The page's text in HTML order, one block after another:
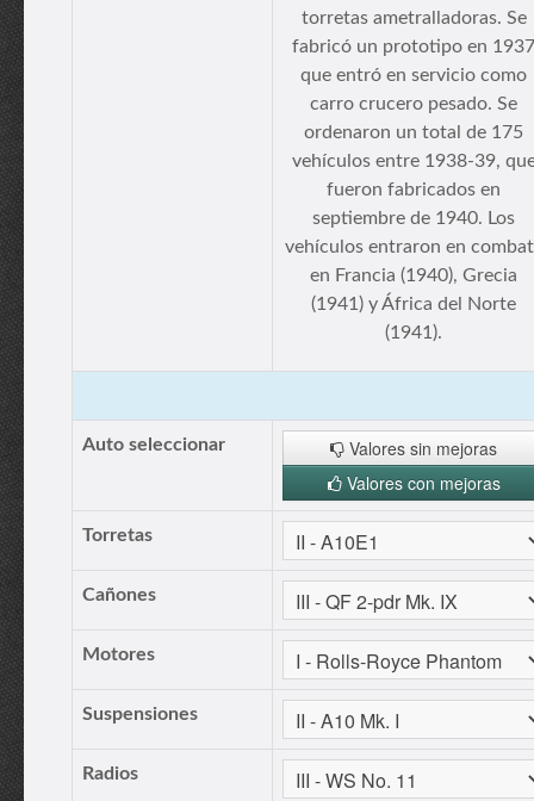
torretas ametralladoras. Se
fabricó un prototipo en 1937
que entró en servicio como
carro crucero pesado. Se
ordenaron un total de 175
vehículos entre 1938-39,
fueron fabricados en
septiembre de 1940. Los
vehículos entraron en
en Francia (1940), Grecia
(1941) y África del Norte
(1941).
Auto seleccionar
Valores sin mejoras
Valores con mejoras
Torretas
Cañones
Motores
Suspensiones
Radios